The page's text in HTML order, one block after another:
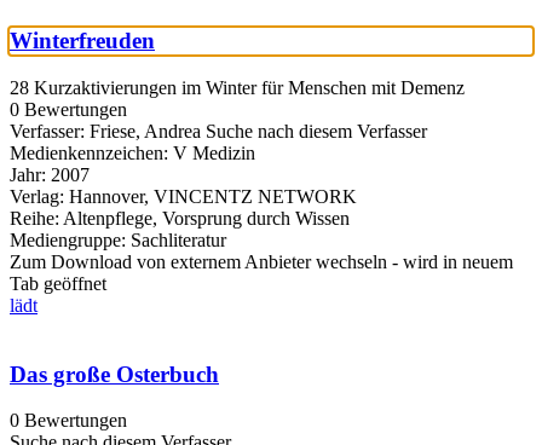
Winterfreuden
28 Kurzaktivierungen im Winter für Menschen mit Demenz
0 Bewertungen
Verfasser: Friese, Andrea Suche nach diesem Verfasser
Medienkennzeichen: V Medizin
Jahr: 2007
Verlag: Hannover, VINCENTZ NETWORK
Reihe: Altenpflege, Vorsprung durch Wissen
Mediengruppe: Sachliteratur
Zum Download von externem Anbieter wechseln - wird in neuem
Tab geöffnet
lädt
Das große Osterbuch
0 Bewertungen